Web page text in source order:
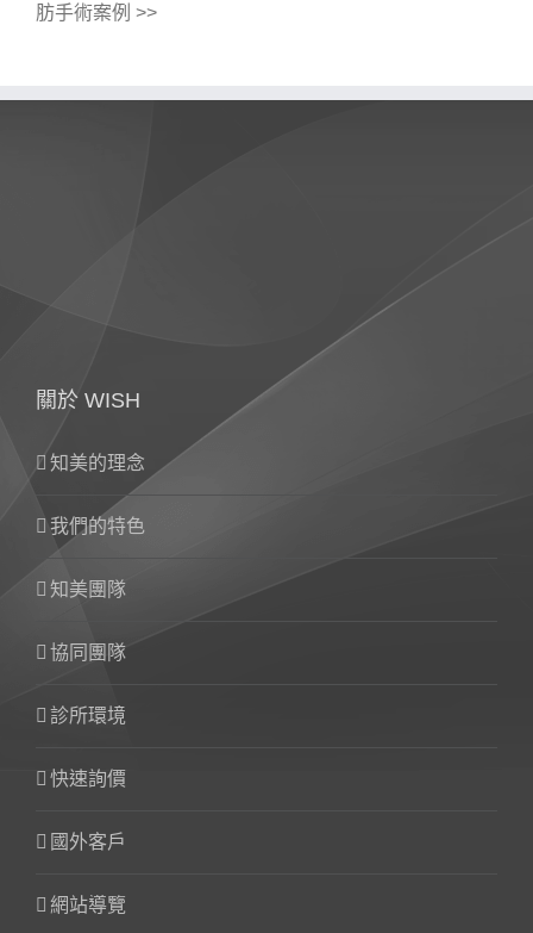
肪手術案例 >>
關於 WISH
知美的理念
我們的特色
知美團隊
協同團隊
診所環境
快速詢價
國外客戶
網站導覽